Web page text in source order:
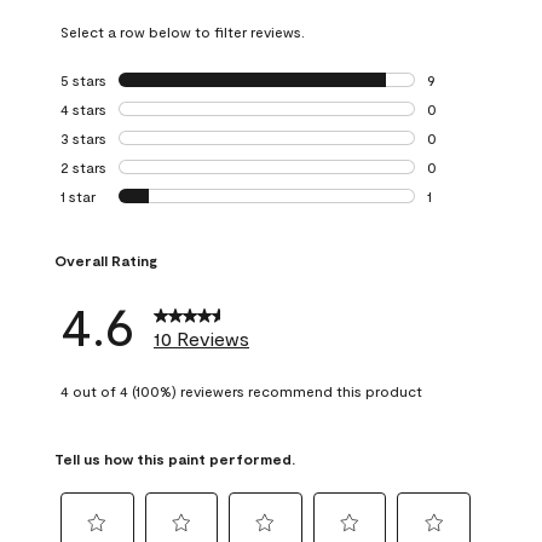
Select a row below to filter reviews.
5 stars stars
9
9 reviews with 5
4 stars stars
0
0 reviews with 4
3 stars stars
0
0 reviews with 3
2 stars stars
0
0 reviews with 2
1 star stars
1
Overall Rating
4.6 10 Reviews
4 out of 4 (100%) reviewers recommend this product
Tell us how this paint performed.